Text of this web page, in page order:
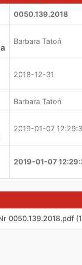
0050.139.2018
Barbara Tatoń
2018-12-31
Barbara Tatoń
2019-01-07
2019-01-07
0050.139.2018.pdf